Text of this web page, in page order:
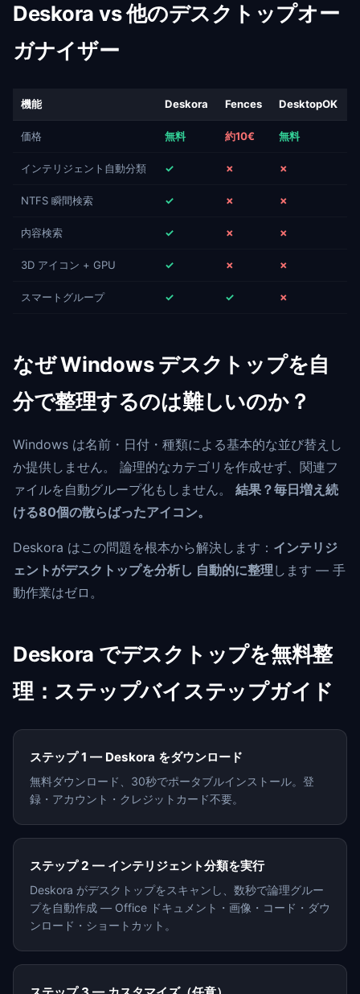
Deskora vs 他のデスクトップオー
ガナイザー
機能 Deskora Fences DesktopOK
価格 無料 約10€ 無料
インテリジェント自動分類 ✓ ✗ ✗
NTFS 瞬間検索 ✓ ✗ ✗
内容検索 ✓ ✗ ✗
3D アイコン + GPU ✓ ✗ ✗
スマートグループ ✓ ✓ ✗
なぜ Windows デスクトップを自
分で整理するのは難しいのか？
Windows は名前・日付・種類による基本的な並び替えし
か提供しません。 論理的なカテゴリを作成せず、関連フ
ァイルを自動グループ化もしません。 結果？毎日増え続
ける80個の散らばったアイコン。
Deskora はこの問題を根本から解決します： インテリジ
ェントがデスクトップを分析し 自動的に整理 します — 手
動作業はゼロ。
Deskora でデスクトップを無料整
理：ステップバイステップガイド
ステップ 1 — Deskora をダウンロード
無料ダウンロード、30秒でポータブルインストール。登
録・アカウント・クレジットカード不要。
ステップ 2 — インテリジェント分類を実行
Deskora がデスクトップをスキャンし、数秒で論理グルー
プを自動作成 — Office ドキュメント・画像・コード・ダウ
ンロード・ショートカット。